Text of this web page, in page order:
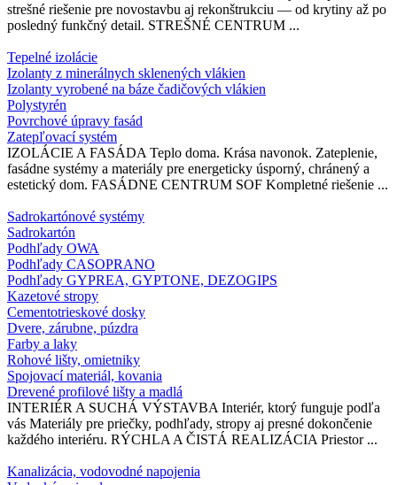
strešné riešenie pre novostavbu aj rekonštrukciu — od krytiny až po
posledný funkčný detail. STREŠNÉ CENTRUM ...
Tepelné izolácie
Izolanty z minerálnych sklenených vlákien
Izolanty vyrobené na báze čadičových vlákien
Polystyrén
Povrchové úpravy fasád
Zatepľovací systém
IZOLÁCIE A FASÁDA Teplo doma. Krása navonok. Zateplenie,
fasádne systémy a materiály pre energeticky úsporný, chránený a
estetický dom. FASÁDNE CENTRUM SOF Kompletné riešenie ...
Sadrokartónové systémy
Sadrokartón
Podhľady OWA
Podhľady CASOPRANO
Podhľady GYPREA, GYPTONE, DEZOGIPS
Kazetové stropy
Cementotrieskové dosky
Dvere, zárubne, púzdra
Farby a laky
Rohové lišty, omietniky
Spojovací materiál, kovania
Drevené profilové lišty a madlá
INTERIÉR A SUCHÁ VÝSTAVBA Interiér, ktorý funguje podľa
vás Materiály pre priečky, podhľady, stropy aj presné dokončenie
každého interiéru. RÝCHLA A ČISTÁ REALIZÁCIA Priestor ...
Kanalizácia, vodovodné napojenia